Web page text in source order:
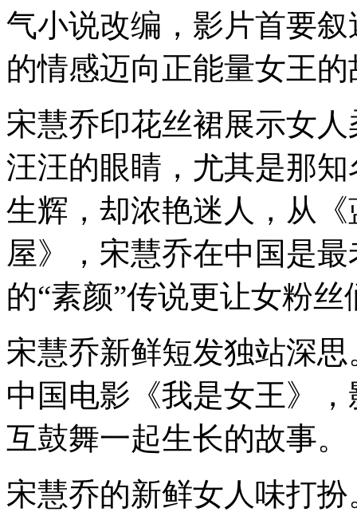
气小说改编，影片首要
的情感迈向正能量女王的
宋慧乔印花丝裙展示女
汪汪的眼睛，尤其是那
生辉，却浓艳迷人，从
屋》，宋慧乔在中国是
的“素颜”传说更让女粉
宋慧乔新鲜短发独站深
中国电影《我是女王》
互鼓舞一起生长的故事。
宋慧乔的新鲜女人味打